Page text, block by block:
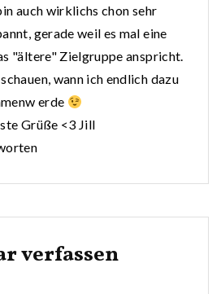
auch wirklichs chon sehr
gerade weil es mal eine
"ältere" Zielgruppe anspricht.
wann ich endlich dazu
erde
Grüße <3 Jill
verfassen